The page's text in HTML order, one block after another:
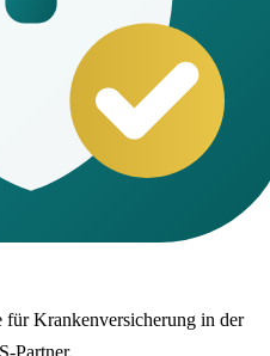
Krankenversicherung in der